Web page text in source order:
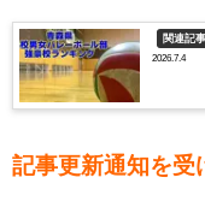
関連記事
2026.7.4
記事更新通知を受